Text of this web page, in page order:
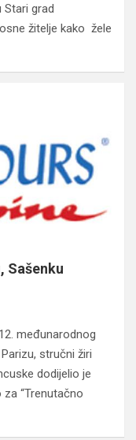
Stari grad
žitelje kako žele
Sašenku
međunarodnog
stručni žiri
dodijelio je
“Trenutačno